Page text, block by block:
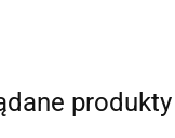
produkty